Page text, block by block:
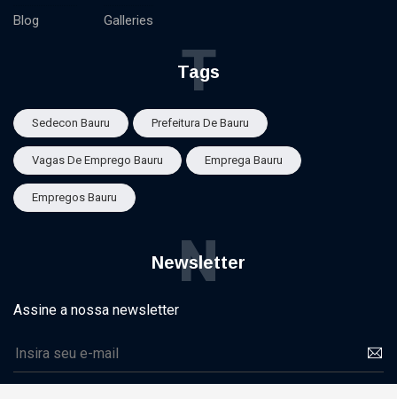
Blog
Galleries
Tags
T
Sedecon Bauru Prefeitura De Bauru
Vagas De Emprego Bauru Emprega Bauru
Empregos Bauru
Newsletter
N
Assine a nossa newsletter